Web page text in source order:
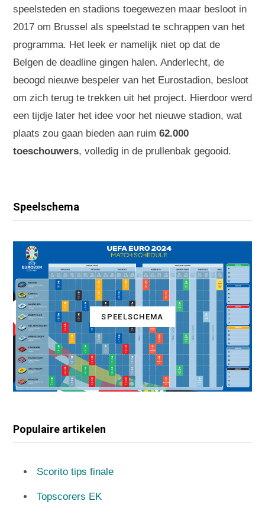
speelsteden en stadions toegewezen maar besloot in
2017 om Brussel als speelstad te schrappen van het
programma. Het leek er namelijk niet op dat de
Belgen de deadline gingen halen. Anderlecht, de
beoogd nieuwe bespeler van het Eurostadion, besloot
om zich terug te trekken uit het project. Hierdoor werd
een tijdje later het idee voor het nieuwe stadion, wat
plaats zou gaan bieden aan ruim 62.000
toeschouwers, volledig in de prullenbak gegooid.
Speelschema
SPEELSCHEMA
Populaire artikelen
Scorito tips finale
Topscorers EK